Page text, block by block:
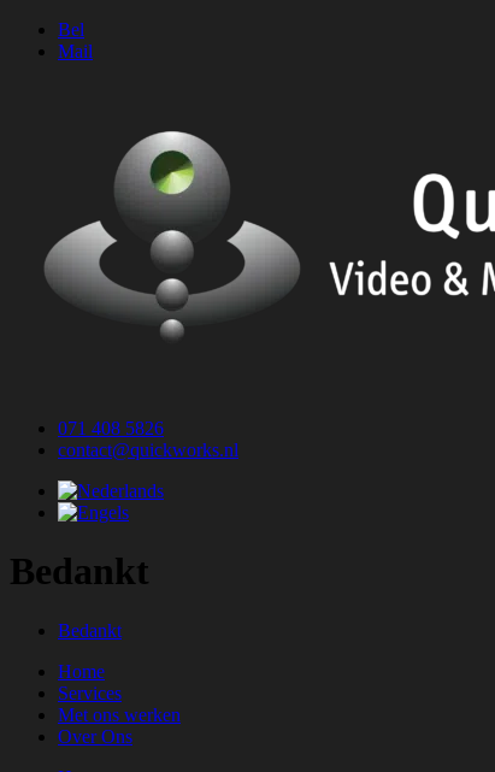
naar
Bel
Mail
071 408 5826
contact@quickworks.nl
Bedankt
Bedankt
Home
Services
Met ons werken
Over Ons